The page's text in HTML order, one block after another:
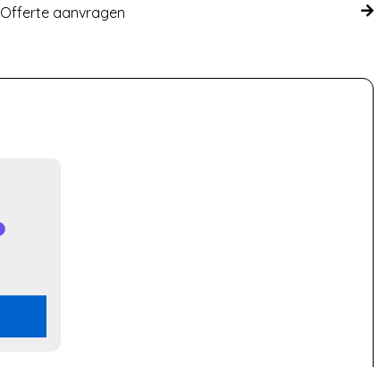
Offerte aanvragen